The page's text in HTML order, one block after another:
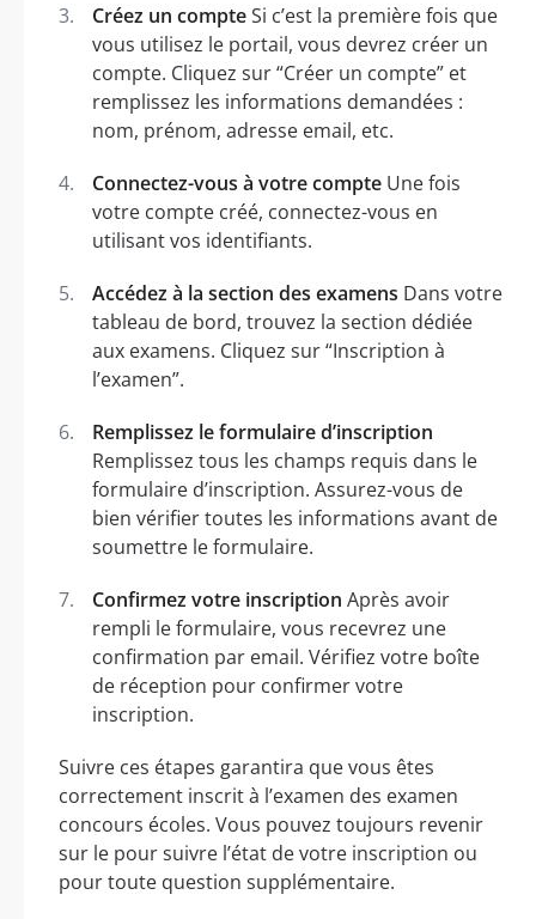
Créez un compteSi c’est la première fois que
vous utilisez le portail, vous devrez créer un
compte. Cliquez sur “Créer un compte” et
remplissez les informations demandées :
nom, prénom, adresse email, etc.
Connectez-vous à votre compte Une fois
votre compte créé, connectez-vous en
utilisant vos identifiants.
Accédez à la section des examens Dans votre
tableau de bord, trouvez la section dédiée
aux examens. Cliquez sur “Inscription à
l’examen”.
Remplissez le formulaire d’inscription
Remplissez tous les champs requis dans le
formulaire d’inscription. Assurez-vous de
bien vérifier toutes les informations avant de
soumettre le formulaire.
Confirmez votre inscription Après avoir
rempli le formulaire, vous recevrez une
confirmation par email. Vérifiez votre boîte
de réception pour confirmer votre
inscription.
Suivre ces étapes garantira que vous êtes
correctement inscrit à l’examen des examen
concours écoles. Vous pouvez toujours revenir
sur le pour suivre l’état de votre inscription ou
pour toute question supplémentaire.